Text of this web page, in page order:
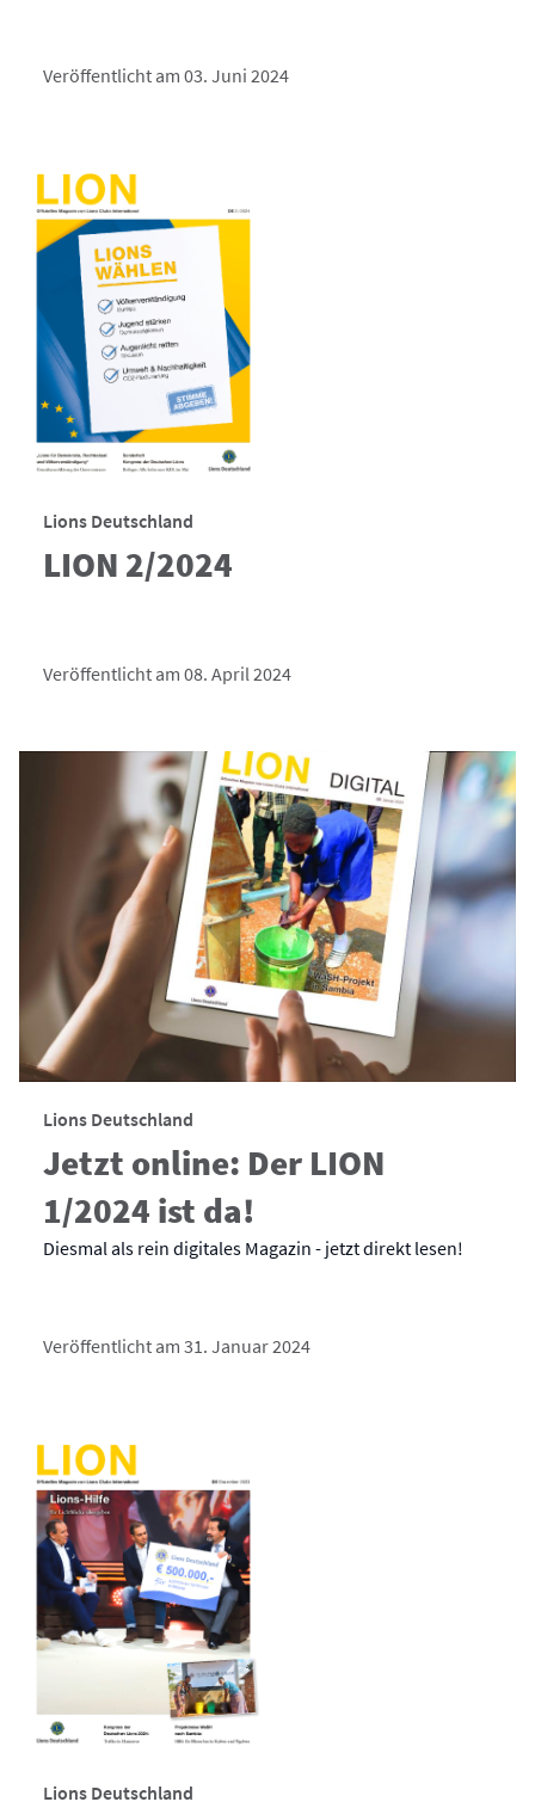
Veröffentlicht am 03. Juni 2024
Lions Deutschland
LION 2/2024
Veröffentlicht am 08. April 2024
Lions Deutschland
Jetzt online: Der LION
1/2024 ist da!
Diesmal als rein digitales Magazin - jetzt direkt lesen!
Veröffentlicht am 31. Januar 2024
Lions Deutschland